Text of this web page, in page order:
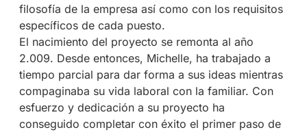
filosofía de la empresa así como con los requisitos
específicos de cada puesto.
El nacimiento del proyecto se remonta al año
2.009. Desde entonces, Michelle, ha trabajado a
tiempo parcial para dar forma a sus ideas mientras
compaginaba su vida laboral con la familiar. Con
esfuerzo y dedicación a su proyecto ha
conseguido completar con éxito el primer paso de